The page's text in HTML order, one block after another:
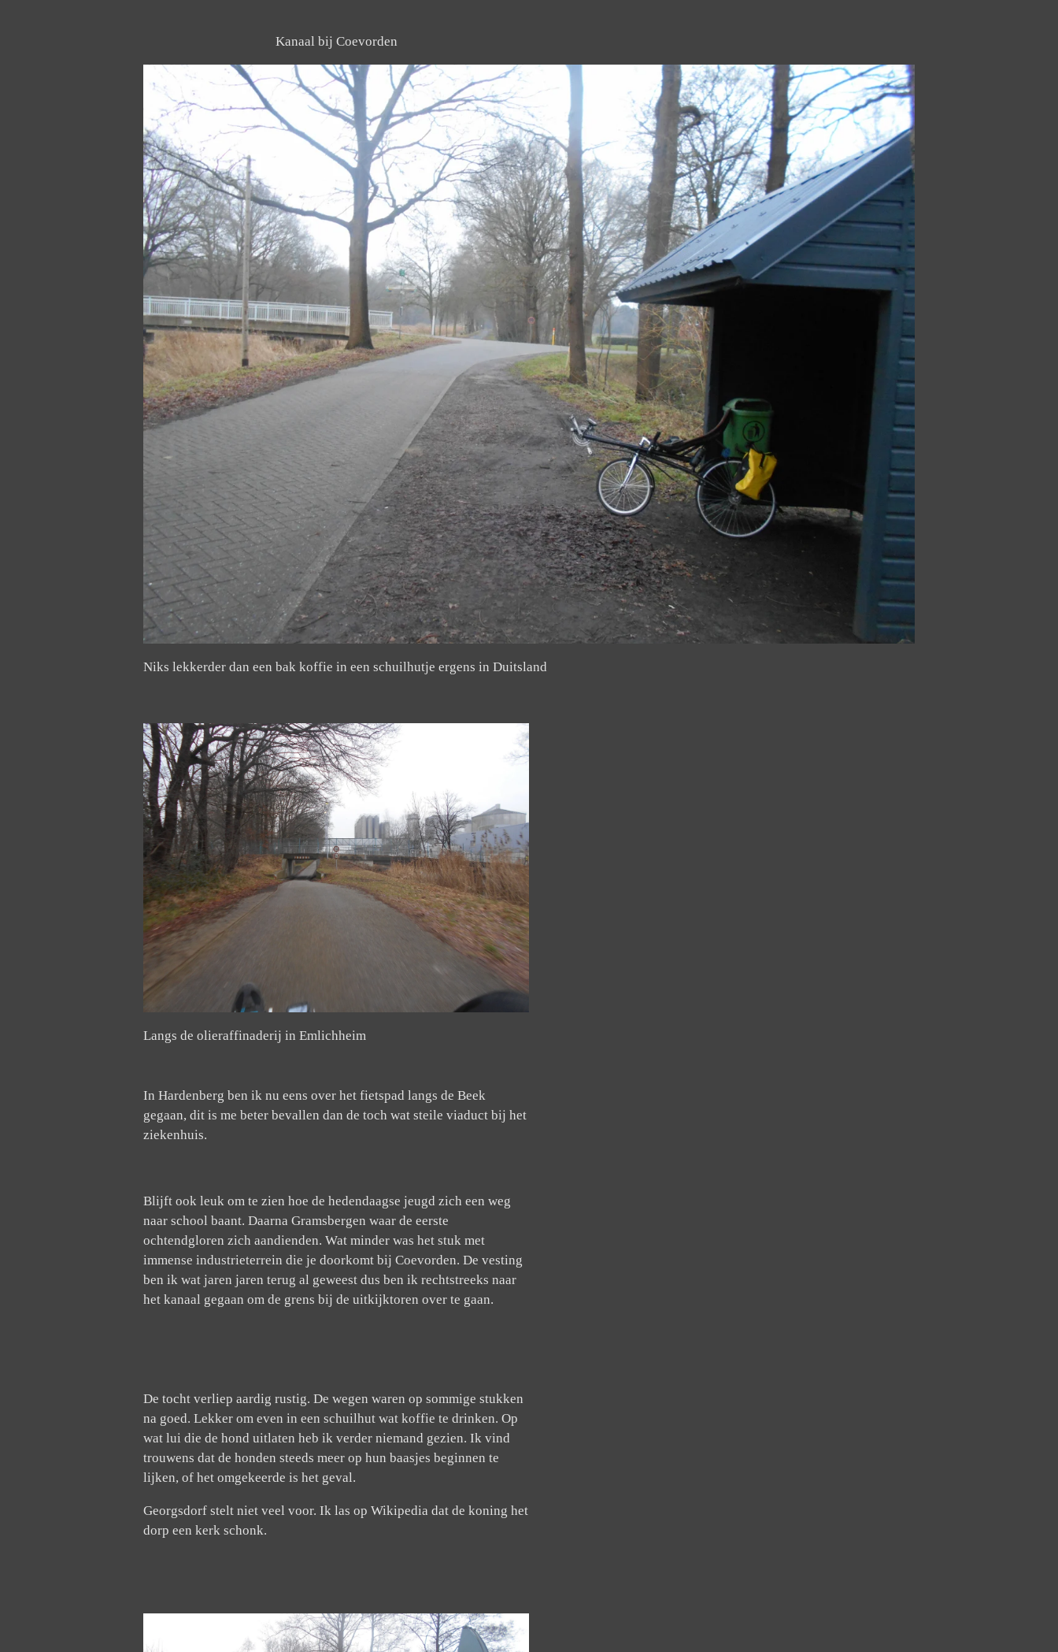
Kanaal bij Coevorden
Niks lekkerder dan een bak koffie in een schuilhutje ergens in Duitsland
Langs de olieraffinaderij in Emlichheim
In Hardenberg ben ik nu eens over het fietspad langs de Beek
gegaan, dit is me beter bevallen dan de toch wat steile viaduct bij het
ziekenhuis.
Blijft ook leuk om te zien hoe de hedendaagse jeugd zich een weg
naar school baant. Daarna Gramsbergen waar de eerste
ochtendgloren zich aandienden. Wat minder was het stuk met
immense industrieterrein die je doorkomt bij Coevorden. De vesting
ben ik wat jaren jaren terug al geweest dus ben ik rechtstreeks naar
het kanaal gegaan om de grens bij de uitkijktoren over te gaan.
De tocht verliep aardig rustig. De wegen waren op sommige stukken
na goed. Lekker om even in een schuilhut wat koffie te drinken. Op
wat lui die de hond uitlaten heb ik verder niemand gezien. Ik vind
trouwens dat de honden steeds meer op hun baasjes beginnen te
lijken, of het omgekeerde is het geval.
Georgsdorf stelt niet veel voor. Ik las op Wikipedia dat de koning het
dorp een kerk schonk.